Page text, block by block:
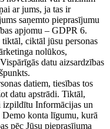
ar jums, ja tas ir
saņemto pieprasījumu
apjomu – GDPR 6.
ciktāl jūsu personas
nolūkos,
datu aizsardzības
datiem, tiesības tos
datu apstrādi. Tiktāl,
izpildītu Informācijas un
konta līgumu, kurā
pēc Jūsu pieprasījuma